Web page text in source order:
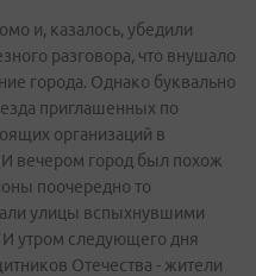
и, казалось, убедили
разговора, что внушало
города. Однако буквально
приглашенных по
организаций в
вечером город был похож
поочередно то
улицы вспыхнувшими
утром следующего дня
Отечества - жители